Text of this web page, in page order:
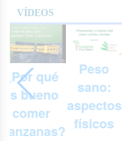
VÍDEOS
¿Por qué
es bueno
comer
Peso
sano:
aspectos
físicos